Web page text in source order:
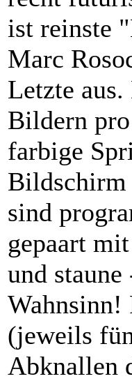
ist reinste
Marc
Letzte
Bildern
farbige
Bildschirm
sind
gepaart
und staune
Wahnsinn!
(jeweils
Abknallen